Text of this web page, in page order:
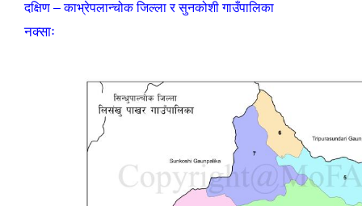
दक्षिण – काभ्रेपलान्चोक जिल्ला र सुनकोशी गाउँपालिका
नक्साः